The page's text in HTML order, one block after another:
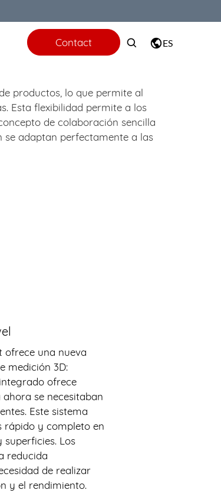
Contact ES
productos, lo que permite al
Esta flexibilidad permite a los
de colaboración sencilla
adaptan perfectamente a las
ofrece una nueva
medición 3D:
ofrece
se necesitaban
Este sistema
rápido y completo en
Los
reducida
de realizar
y el rendimiento.